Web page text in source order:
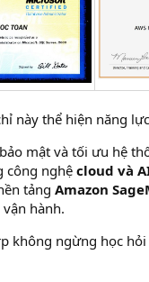
này thể hiện năng
mật và tối ưu hệ
công nghệcloud và
tảng Amazon
hành.
không ngừng học